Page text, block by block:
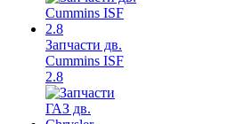
Запчасти дв.
Cummins ISF
2.8